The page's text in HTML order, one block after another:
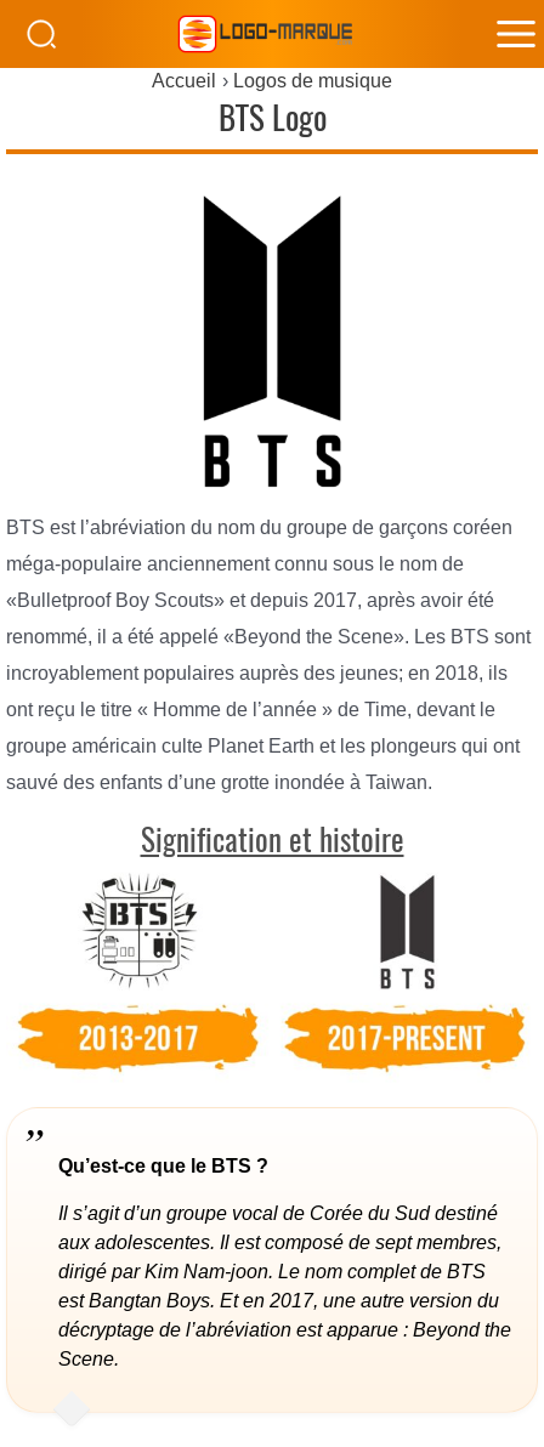
Accueil Logos de musique
BTS Logo
BTS est l’abréviation du nom du groupe de garçons coréen
méga-populaire anciennement connu sous le nom de
«Bulletproof Boy Scouts» et depuis 2017, après avoir été
renommé, il a été appelé «Beyond the Scene». Les BTS sont
incroyablement populaires auprès des jeunes; en 2018, ils
ont reçu le titre « Homme de l’année » de Time, devant le
groupe américain culte Planet Earth et les plongeurs qui ont
sauvé des enfants d’une grotte inondée à Taiwan.
Signification et histoire
Qu’est-ce que le BTS ?
Il s’agit d’un groupe vocal de Corée du Sud destiné
aux adolescentes. Il est composé de sept membres,
dirigé par Kim Nam-joon. Le nom complet de BTS
est Bangtan Boys. Et en 2017, une autre version du
décryptage de l’abréviation est apparue : Beyond the
Scene.